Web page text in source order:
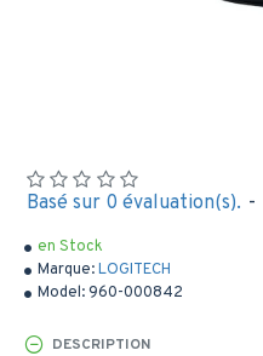
en Stock
Marque:LOGITECH
Model:960-000842
Basé sur 0 évaluation(s). -
DESCRIPTION